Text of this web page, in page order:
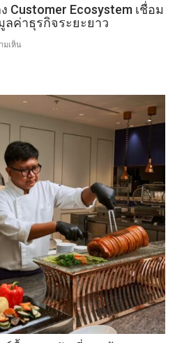
ง Customer Ecosystem เชื่อม
ค่าธุรกิจระยะยาว
มเห็น
‘Pri-
Customer
Ecosystem
เชื่อม
ลูก
พันธมิตร
ขยาย
มูลค่า
ธุรกิจ
ระยะ
ยาว